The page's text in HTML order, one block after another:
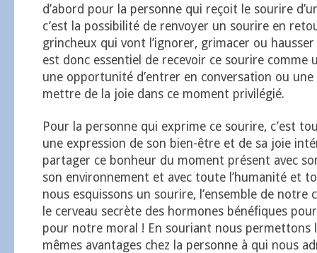
d’abord pour la personne qui reçoit le sourire
c’est la possibilité de renvoyer un sourire en
grincheux qui vont l’ignorer, grimacer ou
est donc essentiel de recevoir ce sourire comme
une opportunité d’entrer en conversation ou
mettre de la joie dans ce moment privilégié.
Pour la personne qui exprime ce sourire, c’est
une expression de son bien-être et de sa joie
partager ce bonheur du moment présent avec
son environnement et avec toute l’humanité et
nous esquissons un sourire, l’ensemble de notre
le cerveau secrète des hormones bénéfiques
pour notre moral ! En souriant nous permettons
mêmes avantages chez la personne à qui nous